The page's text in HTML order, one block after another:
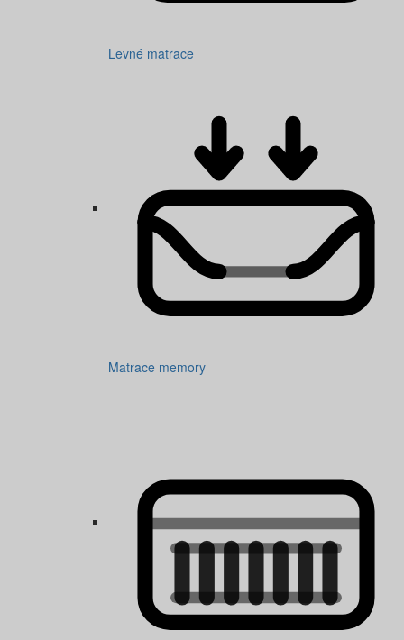
Levné matrace
Matrace memory